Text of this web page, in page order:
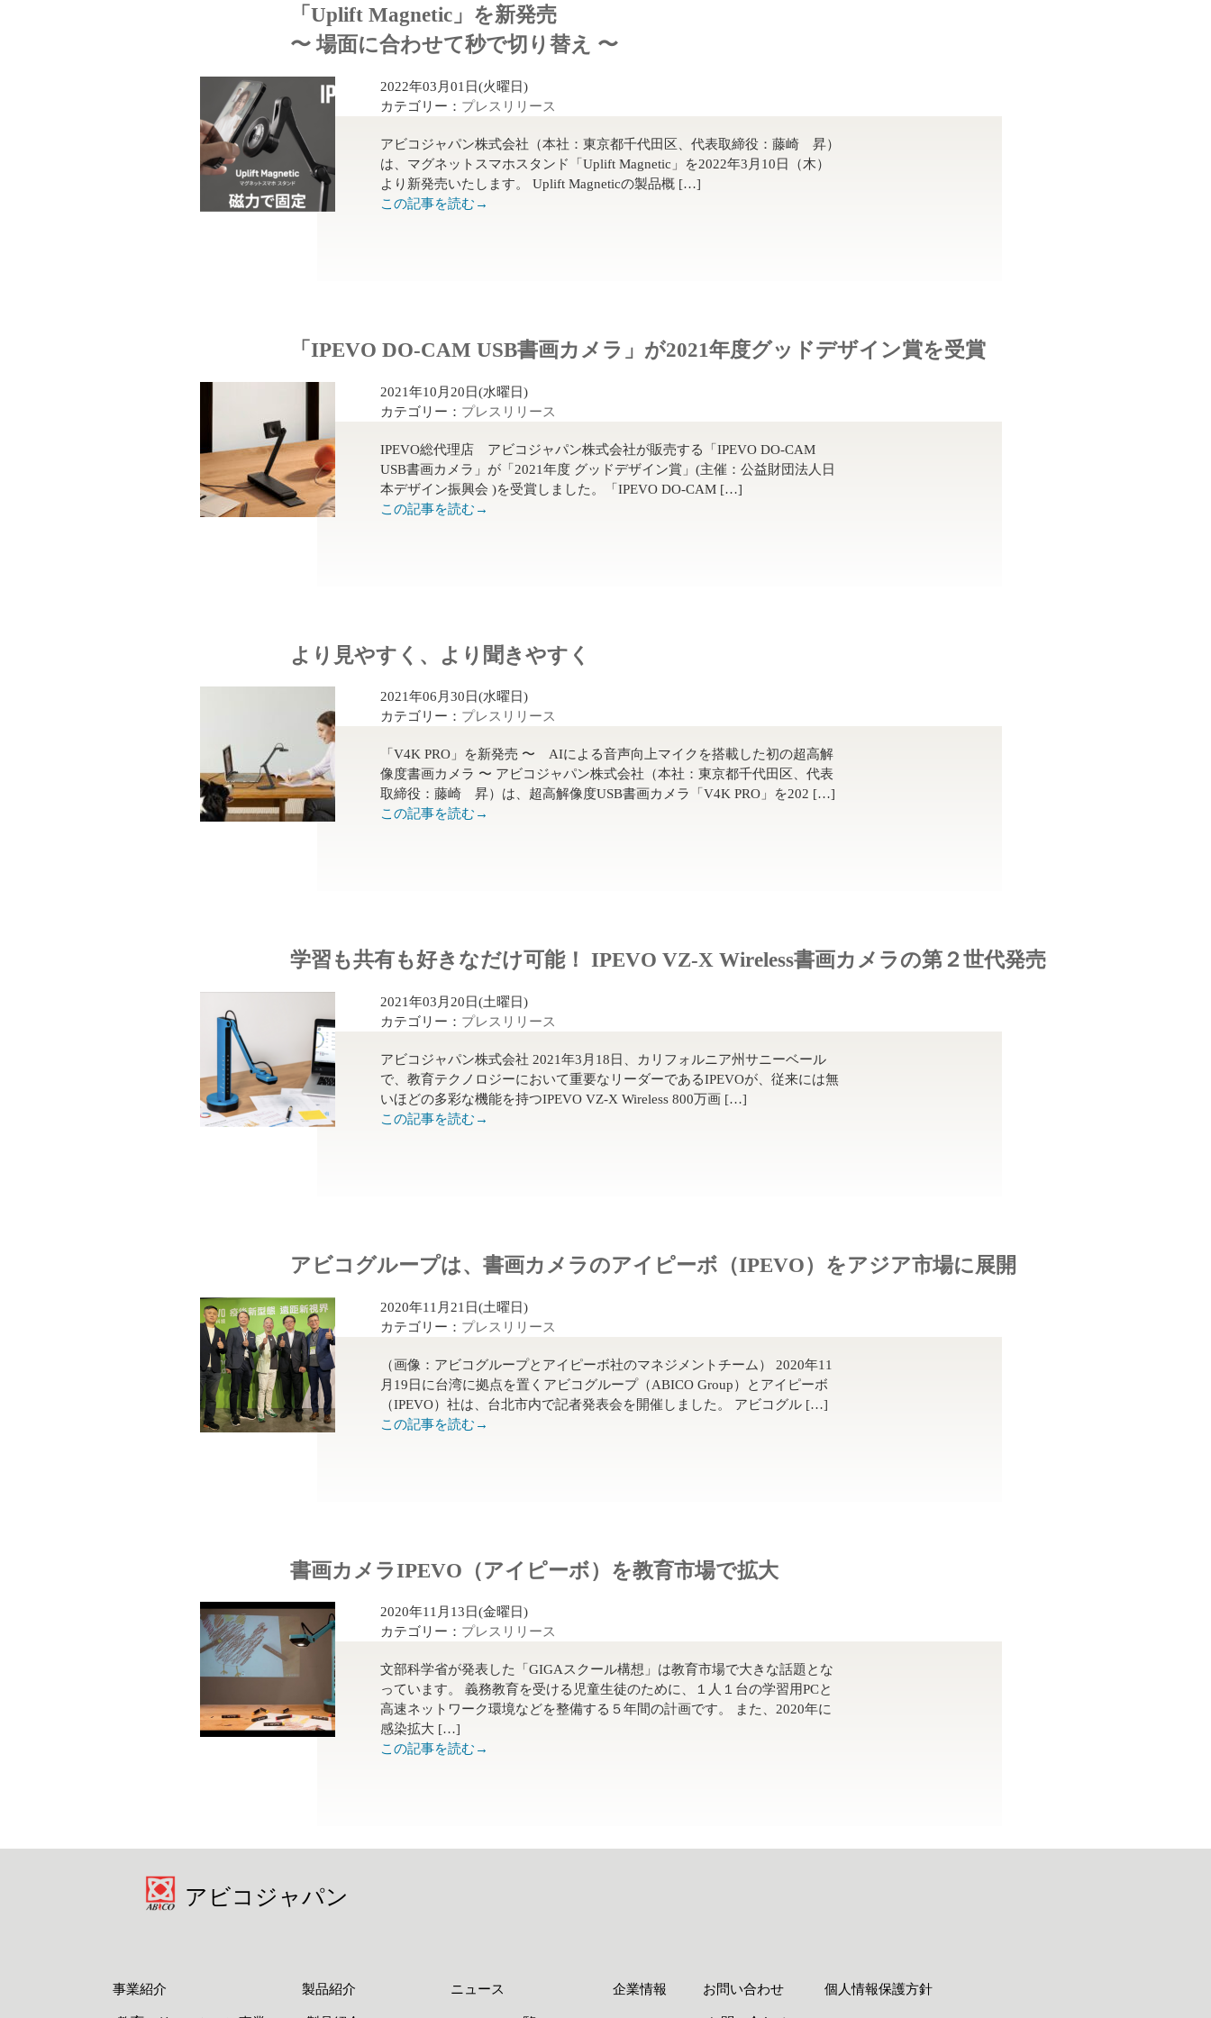
「Uplift Magnetic」を新発売
〜 場面に合わせて秒で切り替え 〜
2022年03月01日(火曜日)
カテゴリー： プレスリリース
アビコジャパン株式会社（本社：東京都千代田区、代表取締役：藤崎 昇）
は、マグネットスマホスタンド「Uplift Magnetic」を2022年3月10日（木）
より新発売いたします。 Uplift Magneticの製品概 […]
この記事を読む→
「IPEVO DO-CAM USB書画カメラ」が2021年度グッドデザイン賞を受賞
2021年10月20日(水曜日)
カテゴリー： プレスリリース
IPEVO総代理店 アビコジャパン株式会社が販売する「IPEVO DO-CAM
USB書画カメラ」が「2021年度 グッドデザイン賞」(主催：公益財団法人日
本デザイン振興会 )を受賞しました。「IPEVO DO-CAM […]
この記事を読む→
より見やすく、より聞きやすく
2021年06月30日(水曜日)
カテゴリー： プレスリリース
「V4K PRO」を新発売 〜 AIによる音声向上マイクを搭載した初の超高解
像度書画カメラ 〜 アビコジャパン株式会社（本社：東京都千代田区、代表
取締役：藤崎 昇）は、超高解像度USB書画カメラ「V4K PRO」を202 […]
この記事を読む→
学習も共有も好きなだけ可能！ IPEVO VZ-X Wireless書画カメラの第２世代発売
2021年03月20日(土曜日)
カテゴリー： プレスリリース
アビコジャパン株式会社 2021年3月18日、カリフォルニア州サニーベール
で、教育テクノロジーにおいて重要なリーダーであるIPEVOが、従来には無
いほどの多彩な機能を持つIPEVO VZ-X Wireless 800万画 […]
この記事を読む→
アビコグループは、書画カメラのアイピーボ（IPEVO）をアジア市場に展開
2020年11月21日(土曜日)
カテゴリー： プレスリリース
（画像：アビコグループとアイピーボ社のマネジメントチーム） 2020年11
月19日に台湾に拠点を置くアビコグループ（ABICO Group）とアイピーボ
（IPEVO）社は、台北市内で記者発表会を開催しました。 アビコグル […]
この記事を読む→
書画カメラIPEVO（アイピーボ）を教育市場で拡大
2020年11月13日(金曜日)
カテゴリー： プレスリリース
文部科学省が発表した「GIGAスクール構想」は教育市場で大きな話題とな
っています。 義務教育を受ける児童生徒のために、１人１台の学習用PCと
高速ネットワーク環境などを整備する５年間の計画です。 また、2020年に
感染拡大 […]
この記事を読む→
アビコジャパン
事業紹介 製品紹介 ニュース 企業情報 お問い合わせ 個人情報保護方針